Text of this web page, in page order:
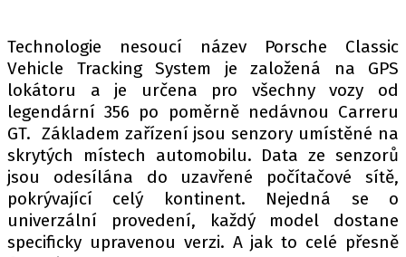
ZE SVĚTA
MOTORSPORT
PIT LANE
ČEŠI V AKCI
FIA CEZ & POHÁRY
MEZINÁRODNÍ SCÉNA
Technologie nesoucí název Porsche Classic
Vehicle Tracking System je založená na GPS
lokátoru a je určena pro všechny vozy od
legendární 356 po poměrně nedávnou Carreru
GT. Základem zařízení jsou senzory umístěné na
skrytých místech automobilu. Data ze senzorů
jsou odesílána do uzavřené počítačové sítě,
pokrývající celý kontinent. Nejedná se o
univerzální provedení, každý model dostane
specificky upravenou verzi. A jak to celé přesně